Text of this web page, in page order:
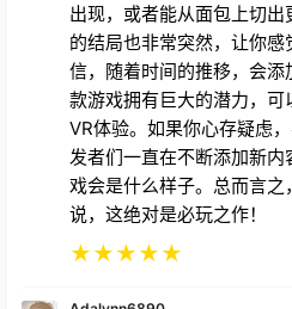
出现，或者能从面包上切
的结局也非常突然，让你
信，随着时间的推移，会
款游戏拥有巨大的潜力，
VR体验。如果你心存疑虑
发者们一直在不断添加新
戏会是什么样子。总而言
说，这绝对是必玩之作！
★★★★★